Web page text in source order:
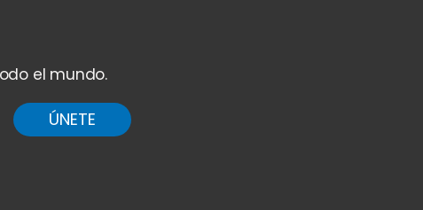
el mundo.
ÚNETE